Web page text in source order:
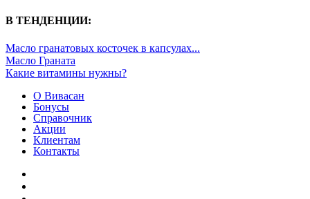
В ТЕНДЕНЦИИ:
Масло гранатовых косточек в капсулах...
Масло Граната
Какие витамины нужны?
О Вивасан
Бонусы
Справочник
Акции
Клиентам
Контакты